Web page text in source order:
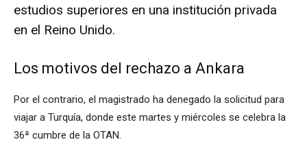
estudios superiores en una institución privada
en el Reino Unido.
Los motivos del rechazo a Ankara
Por el contrario, el magistrado ha denegado la solicitud para
viajar a Turquía, donde este martes y miércoles se celebra la
36ª cumbre de la OTAN.